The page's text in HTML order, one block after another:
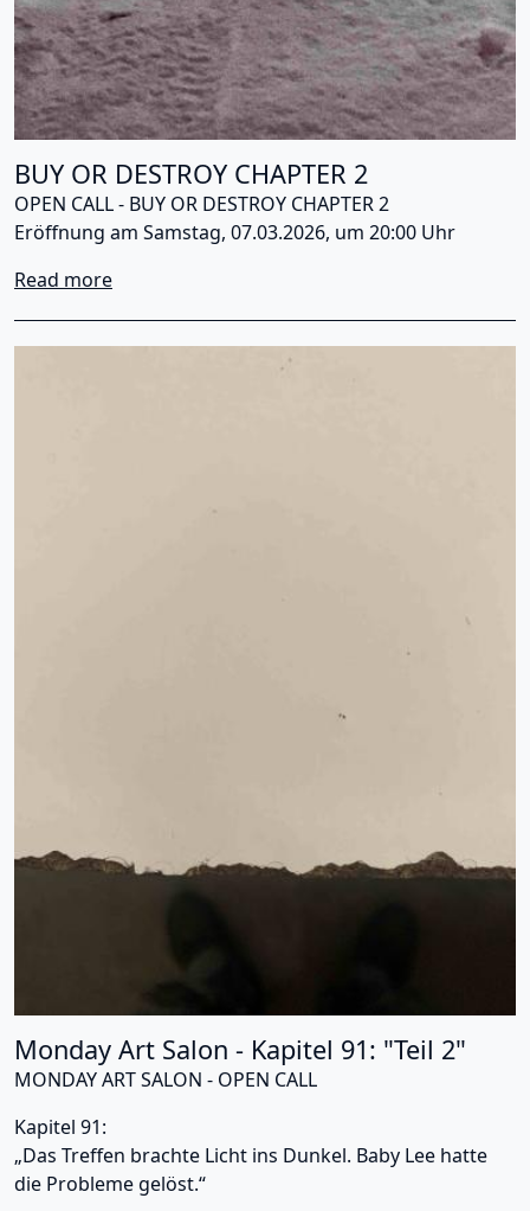
BUY OR DESTROY CHAPTER 2
OPEN CALL - BUY OR DESTROY CHAPTER 2
Eröffnung am Samstag, 07.03.2026, um 20:00 Uhr
Read moreabout BUY OR DESTROY CHAPTER 2
Monday Art Salon - Kapitel 91: "Teil 2"
MONDAY ART SALON - OPEN CALL
Kapitel 91:
„Das Treffen brachte Licht ins Dunkel. Baby Lee hatte
die Probleme gelöst.“